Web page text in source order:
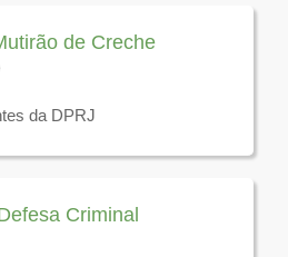
de Creche
da DPRJ
até 31 de dezembro de
Criminal